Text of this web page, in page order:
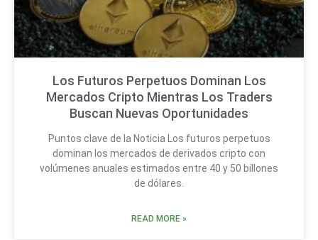
Los Futuros Perpetuos Dominan Los
Mercados Cripto Mientras Los Traders
Buscan Nuevas Oportunidades
Puntos clave de la Noticia Los futuros perpetuos
dominan los mercados de derivados cripto con
volúmenes anuales estimados entre 40 y 50 billones
de dólares.
READ MORE »